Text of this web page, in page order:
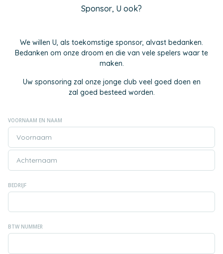
Sponsor, U ook?
We willen U, als toekomstige sponsor, alvast bedanken.
Bedanken om onze droom en die van vele spelers waar te
maken.
Uw sponsoring zal onze jonge club veel goed doen en
zal goed besteed worden.
VOORNAAM EN NAAM
BEDRIJF
BTW NUMMER